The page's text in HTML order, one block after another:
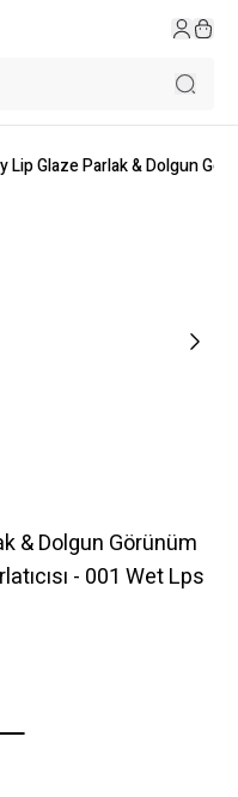
Lip Glaze Parlak & Dolgun
& Dolgun Görünüm
- 001 Wet Lps